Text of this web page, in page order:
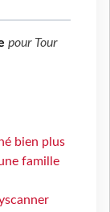
pour Tour
bien plus
famille